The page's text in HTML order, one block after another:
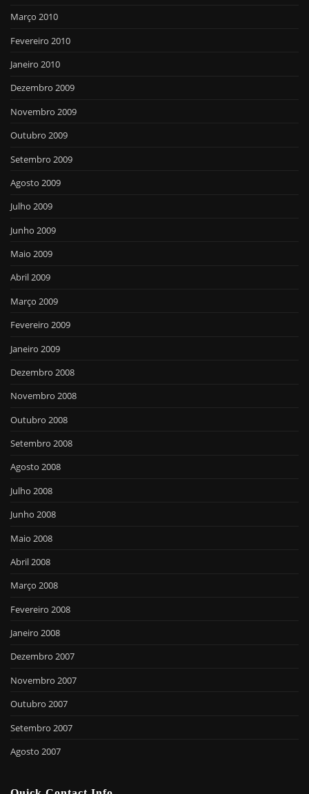
Março 2010
Fevereiro 2010
Janeiro 2010
Dezembro 2009
Novembro 2009
Outubro 2009
Setembro 2009
Agosto 2009
Julho 2009
Junho 2009
Maio 2009
Abril 2009
Março 2009
Fevereiro 2009
Janeiro 2009
Dezembro 2008
Novembro 2008
Outubro 2008
Setembro 2008
Agosto 2008
Julho 2008
Junho 2008
Maio 2008
Abril 2008
Março 2008
Fevereiro 2008
Janeiro 2008
Dezembro 2007
Novembro 2007
Outubro 2007
Setembro 2007
Agosto 2007